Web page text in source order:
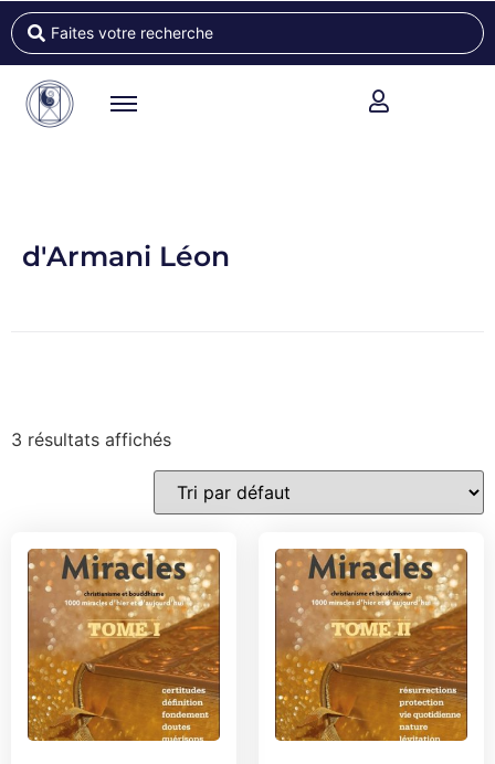
d'Armani Léon
3 résultats affichés